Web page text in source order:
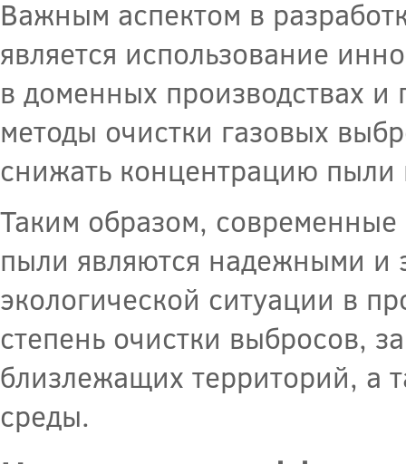
Важным аспектом в
является использование
в доменных производствах
методы очистки газовых
снижать концентрацию пыли
Таким образом,
пыли являются надежными
экологической ситуации в
степень очистки выбросов,
близлежащих территорий, а
среды.